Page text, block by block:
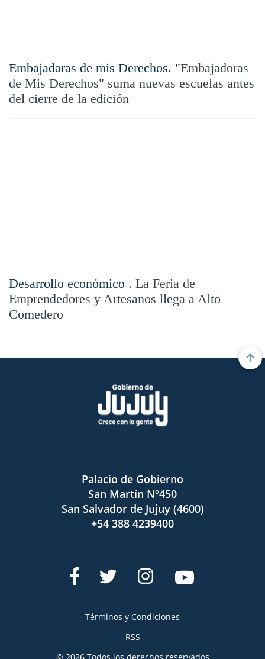
Embajadaras de mis Derechos. "Embajadoras
de Mis Derechos" suma nuevas escuelas antes
del cierre de la edición
Desarrollo económico . La Feria de
Emprendedores y Artesanos llega a Alto
Comedero
Palacio de Gobierno
San Martín Nº450
San Salvador de Jujuy (4600)
+54 388 4239400
Términos y Condiciones
RSS